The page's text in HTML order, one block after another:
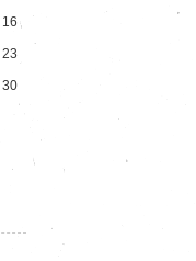
16
23
30